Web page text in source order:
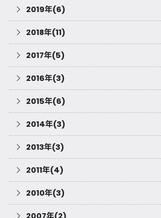
2019年(6)
2018年(11)
2017年(5)
2016年(3)
2015年(6)
2014年(3)
2013年(3)
2011年(4)
2010年(3)